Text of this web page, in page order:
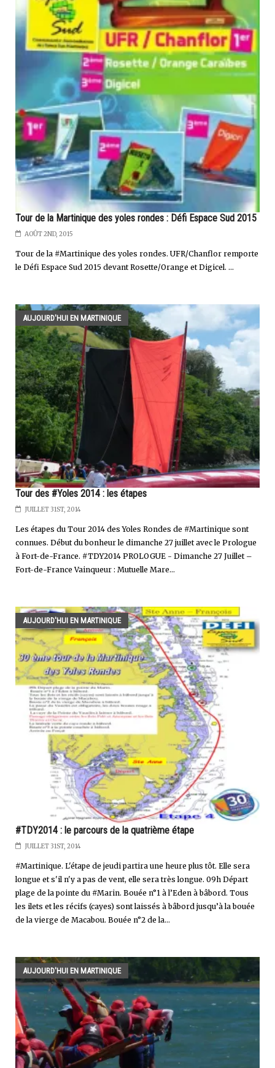
Tour de la Martinique des yoles rondes : Défi Espace Sud 2015
AOÛT 2ND, 2015
Tour de la #Martinique des yoles rondes. UFR/Chanflor remporte
le Défi Espace Sud 2015 devant Rosette/Orange et Digicel. ...
AUJOURD'HUI EN MARTINIQUE
Tour des #Yoles 2014 : les étapes
JUILLET 31ST, 2014
Les étapes du Tour 2014 des Yoles Rondes de #Martinique sont
connues. Début du bonheur le dimanche 27 juillet avec le Prologue
à Fort-de-France. #TDY2014 PROLOGUE - Dimanche 27 Juillet –
Fort-de-France Vainqueur : Mutuelle Mare...
AUJOURD'HUI EN MARTINIQUE
#TDY2014 : le parcours de la quatrième étape
JUILLET 31ST, 2014
#Martinique. L'étape de jeudi partira une heure plus tôt. Elle sera
longue et s'il n'y a pas de vent, elle sera très longue. 09h Départ
plage de la pointe du #Marin. Bouée n°1 à l’Eden à bâbord. Tous
les ilets et les récifs (cayes) sont laissés à bâbord jusqu’à la bouée
de la vierge de Macabou. Bouée n°2 de la...
AUJOURD'HUI EN MARTINIQUE